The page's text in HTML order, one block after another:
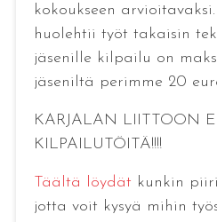
kokoukseen
huolehtii työt takaisin
jäsenille kilpailu on
jäseniltä perimme 20
KARJALAN LIITTOON
KILPAILUTÖITÄ!!!!
Täältä löydät kunkin
jotta voit kysyä mihin